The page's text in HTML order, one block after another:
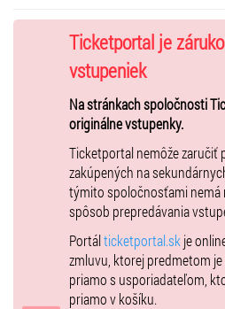
Hostia koncertu:
Fínska speváčka Maija Kauhanen -
hráčka na tradičný nástroj kantele je
vydania svojho debutu, ktorým
music v roku 2017.
Maija účinkovala na prestížnom
turné v Číne, Japonsku, USA, Južnej
významných európskych festivaloch.
videoukážka :https://
Filip Jánošík & hotoví umelci
- to je cimbalový punk, zbojnícky rock
videoukážka :https://
Ticketportal je
vstupeniek
Na stránkach spoločnosti
originálne vstupenky.
Ticketportal nemôže zaručiť
zakúpených na
týmito spoločnosťami nemá
spôsob prepredávania
Portálticketportal.sk je
zmluvu, ktorej predmetom
priamo s usporiadateľom,
priamo v košíku.